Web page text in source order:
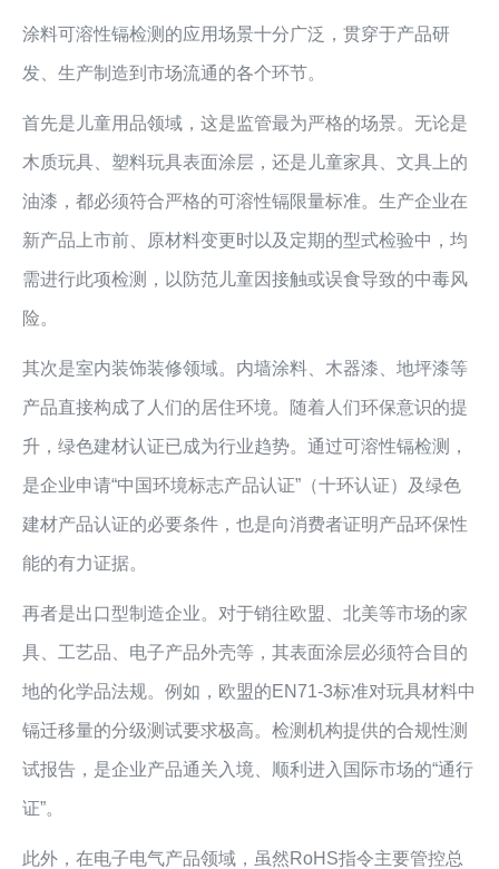
涂料可溶性镉检测的应用场景十分广泛，贯穿于产品研
发、生产制造到市场流通的各个环节。
首先是儿童用品领域，这是监管最为严格的场景。无论是
木质玩具、塑料玩具表面涂层，还是儿童家具、文具上的
油漆，都必须符合严格的可溶性镉限量标准。生产企业在
新产品上市前、原材料变更时以及定期的型式检验中，均
需进行此项检测，以防范儿童因接触或误食导致的中毒风
险。
其次是室内装饰装修领域。内墙涂料、木器漆、地坪漆等
产品直接构成了人们的居住环境。随着人们环保意识的提
升，绿色建材认证已成为行业趋势。通过可溶性镉检测，
是企业申请“中国环境标志产品认证”（十环认证）及绿色
建材产品认证的必要条件，也是向消费者证明产品环保性
能的有力证据。
再者是出口型制造企业。对于销往欧盟、北美等市场的家
具、工艺品、电子产品外壳等，其表面涂层必须符合目的
地的化学品法规。例如，欧盟的EN71-3标准对玩具材料中
镉迁移量的分级测试要求极高。检测机构提供的合规性测
试报告，是企业产品通关入境、顺利进入国际市场的“通行
证”。
此外，在电子电气产品领域，虽然RoHS指令主要管控总